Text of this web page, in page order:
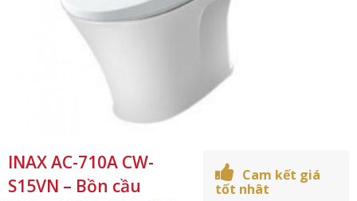
INAX AC-710A CW-
S15VN – Bồn cầu
Cam kết giá
tốt nhât